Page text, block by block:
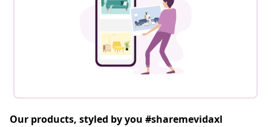
Our products, styled by you #sharemevidaxl